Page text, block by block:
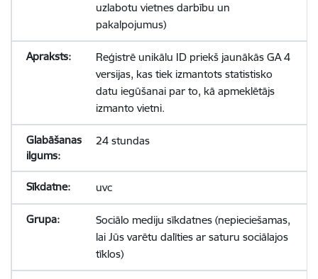
uzlabotu vietnes darbību un
pakalpojumus)
Reģistrē unikālu ID priekš jaunākās GA 4
versijas, kas tiek izmantots statistisko
datu iegūšanai par to, kā apmeklētājs
izmanto vietni.
24 stundas
uvc
Sociālo mediju sīkdatnes (nepieciešamas,
lai Jūs varētu dalīties ar saturu sociālajos
tīklos)